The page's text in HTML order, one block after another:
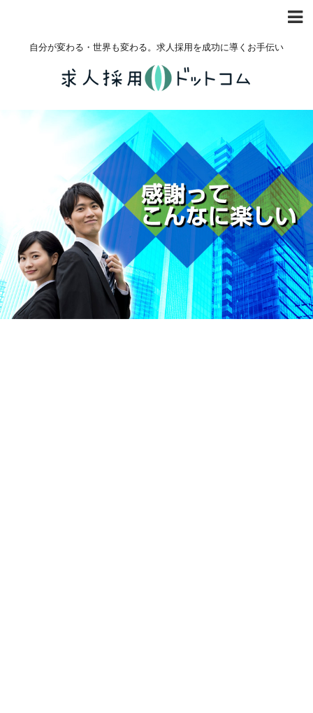
自分が変わる・世界も変わる。求人採用を成功に導くお手伝い